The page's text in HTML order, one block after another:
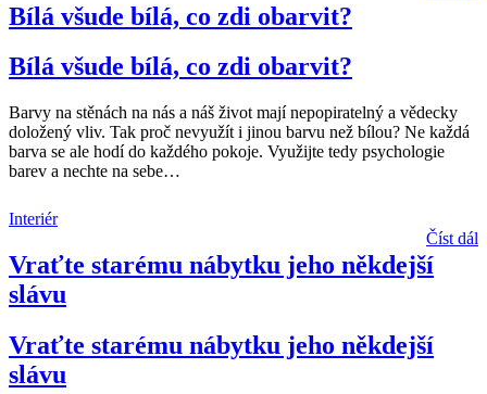
Bílá všude bílá, co zdi obarvit?
Bílá všude bílá, co zdi obarvit?
Barvy na stěnách na nás a náš život mají nepopiratelný a vědecky
doložený vliv. Tak proč nevyužít i jinou barvu než bílou? Ne každá
barva se ale hodí do každého pokoje. Využijte tedy psychologie
barev a nechte na sebe…
Interiér
Číst dál
Vraťte starému nábytku jeho někdejší
slávu
Vraťte starému nábytku jeho někdejší
slávu